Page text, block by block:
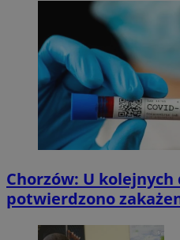
Chorzów: U kolejnych
potwierdzono